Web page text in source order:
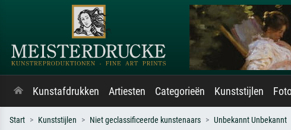
Kunstafdrukken Artiesten Categorieën Kunststijlen
Start Kunststijlen Niet geclassificeerde kunstenaars Unbekannt Unbekannt